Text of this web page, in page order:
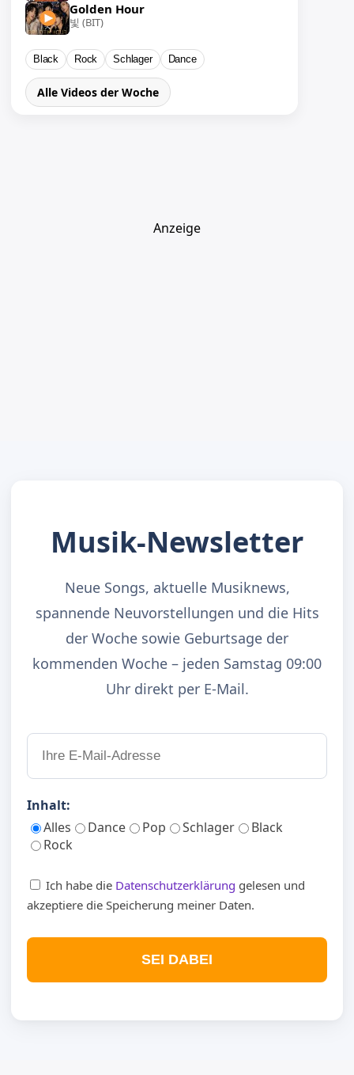
Golden Hour
빛 (BIT)
Black Rock Schlager Dance
Alle Videos der Woche
Anzeige
Musik-Newsletter
Neue Songs, aktuelle Musiknews,
spannende Neuvorstellungen und die Hits
der Woche sowie Geburtsage der
kommenden Woche – jeden Samstag 09:00
Uhr direkt per E-Mail.
Inhalt:
Alles
Dance Pop Schlager
Black
Rock
Ich habe die Datenschutzerklärung gelesen und
akzeptiere die Speicherung meiner Daten.
SEI DABEI